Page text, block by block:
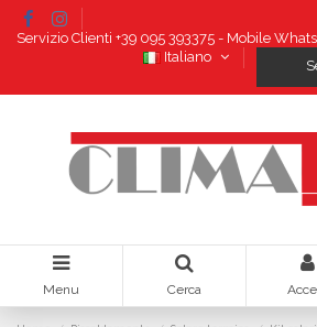
Servizio Clienti +39 095 393375 - Mobile
Italiano
Menu Cerca